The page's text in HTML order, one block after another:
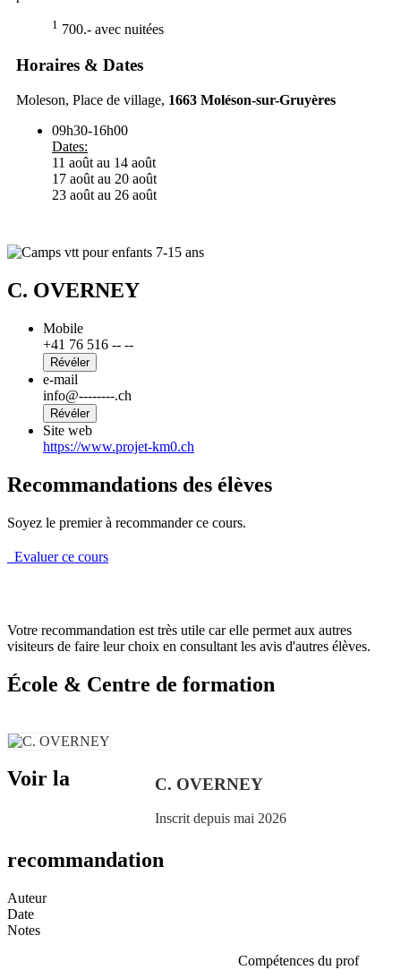
1 700.- avec nuitées
Horaires & Dates
Moleson, Place de village, 1663 Moléson-sur-Gruyères
09h30-16h00
Dates:
11 août au 14 août
17 août au 20 août
23 août au 26 août
C. OVERNEY
Mobile
+41 76 516 -- --
Révéler
e-mail
info@--------.ch
Révéler
Site web
https://www.projet-km0.ch
Recommandations des élèves
Soyez le premier à recommander ce cours.
Evaluer ce cours
Votre recommandation est très utile car elle permet aux autres
visiteurs de faire leur choix en consultant les avis d'autres élèves.
École & Centre de formation
C. OVERNEY
Inscrit depuis mai 2026
Voir la
recommandation
Auteur
Date
Notes
Compétences du prof